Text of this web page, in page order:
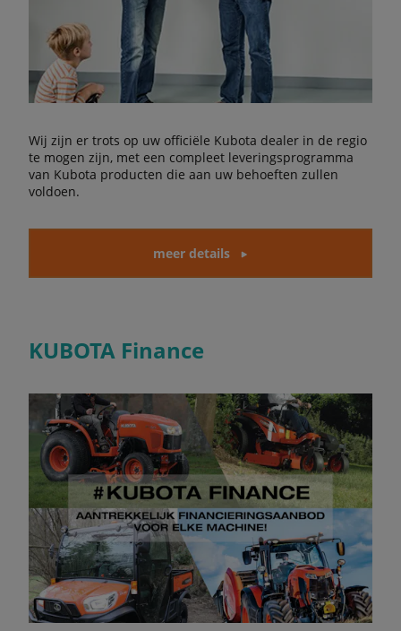
Wij zijn er trots op uw officiële Kubota dealer in de regio
te mogen zijn, met een compleet leveringsprogramma
van Kubota producten die aan uw behoeften zullen
voldoen.
meer details
KUBOTA Finance